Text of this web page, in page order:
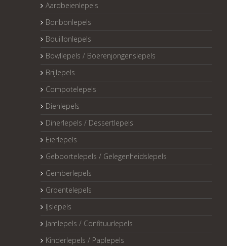
Aardbeienlepels
Bonbonlepels
Bouillonlepels
Bowllepels / Boerenjongenslepels
Brijlepels
Compotelepels
Dienlepels
Dinerlepels / Dessertlepels
Eierlepels
Geboortelepels / Gelegenheidslepels
Gemberlepels
Groentelepels
IJslepels
Jamlepels / Confituurlepels
Kinderlepels / Paplepels